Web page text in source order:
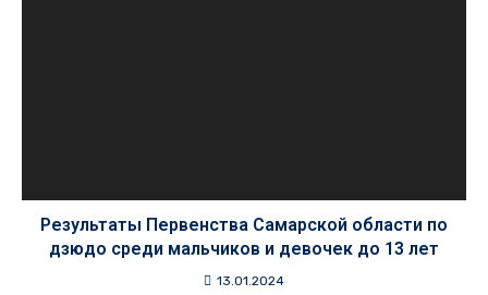
Результаты Первенства Самарской области по
дзюдо среди мальчиков и девочек до 13 лет
13.01.2024